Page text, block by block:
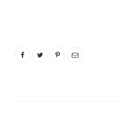
spécifique. Cependant,